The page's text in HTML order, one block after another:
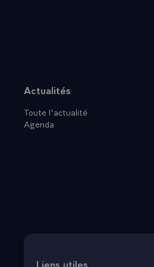
Plan du site
Actualités
Toute l'actualité
Agenda
Liens utiles